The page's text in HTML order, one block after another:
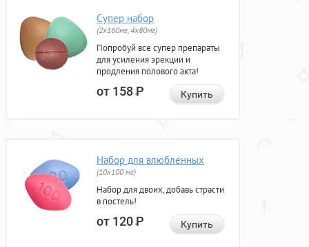
Супер набор
(2х160мг, 4х80мг)
Попробуй все супер препараты
для усиления эрекции и
продления полового акта!
от 158Р Купить
Набор для влюбленных
(10х100 мг)
Набор для двоих, добавь страсти
в постель!
от 120Р Купить